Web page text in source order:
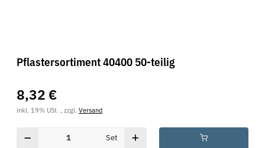
Pflastersortiment 40400 50-teilig
8,32 €
inkl. 19% USt. , zzgl. Versand
Set